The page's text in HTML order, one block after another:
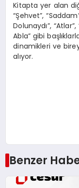
Kitapta yer alan
“Şehvet”,
Dolunaydı”,
Abla” gibi
dinamikleri ve
alıyor.
Benzer